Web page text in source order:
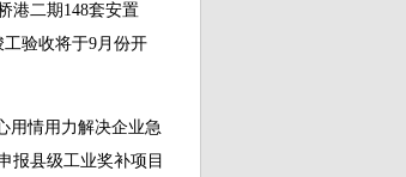
港二期148套安置
验收将于9月份开
情用力解决企业急
报县级工业奖补项目